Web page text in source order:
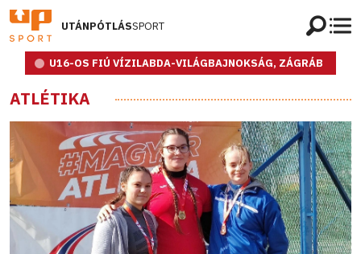
UTÁNPÓTLÁSSPORT
U16-OS FIÚ VÍZILABDA-VILÁGBAJNOKSÁG, ZÁGRÁB
ATLÉTIKA